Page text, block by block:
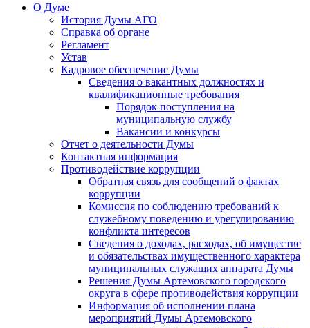
О Думе
История Думы АГО
Справка об органе
Регламент
Устав
Кадровое обеспечение Думы
Сведения о вакантных должностях и
квалификационные требования
Порядок поступления на
муниципальную службу
Вакансии и конкурсы
Отчет о деятельности Думы
Контактная информация
Противодействие коррупции
Обратная связь для сообщений о фактах
коррупции
Комиссия по соблюдению требований к
служебному поведению и урегулированию
конфликта интересов
Сведения о доходах, расходах, об имуществе
и обязательствах имущественного характера
муниципальных служащих аппарата Думы
Решения Думы Артемовского городского
округа в сфере противодействия коррупции
Информация об исполнении плана
мероприятий Думы Артемовского